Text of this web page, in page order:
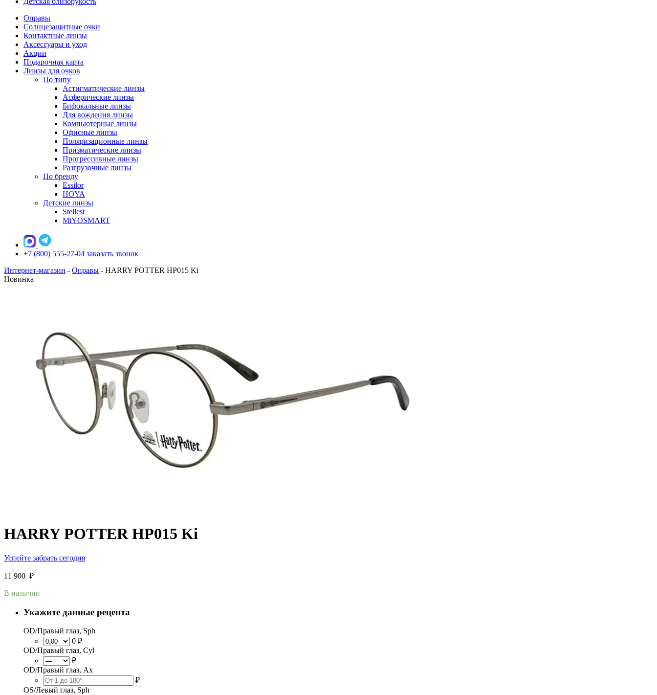
Оправы
Солнцезащитные очки
Контактные линзы
Аксессуары и уход
Акции
Подарочная карта
Линзы для очков
По типу
Астигматические линзы
Асферические линзы
Бифокальные линзы
Для вождения линзы
Компьютерные линзы
Офисные линзы
Поляризационные линзы
Призматические линзы
Прогрессивные линзы
Разгрузочные линзы
По бренду
Essilor
HOYA
Детские линзы
Stellest
MiYOSMART
+7 (800) 555-27-04 заказать звонок
Интернет-магазин - Оправы - HARRY POTTER HP015 Ki
Новинка
HARRY POTTER HP015 Ki
Успейте забрать сегодня
11 900 ₽
В наличии
Укажите данные рецепта
OD/Правый глаз, Sph
0 ₽
OD/Правый глаз, Cyl
₽
OD/Правый глаз, Ax
₽
OS/Левый глаз, Sph